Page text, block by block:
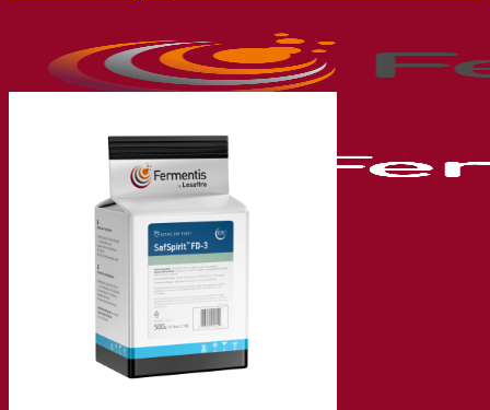
我们的公司
关于我们
发酵专家
Fermentis 园区
充满热情的团队